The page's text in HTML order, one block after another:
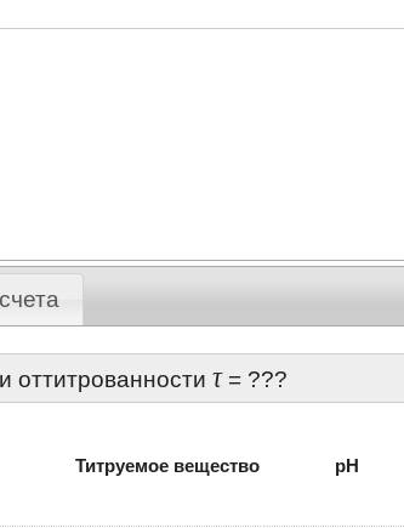
оттитрованности τ= ???
Титруемое вещество pH